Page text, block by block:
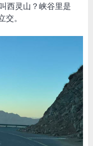
西灵山？峡谷里是
。